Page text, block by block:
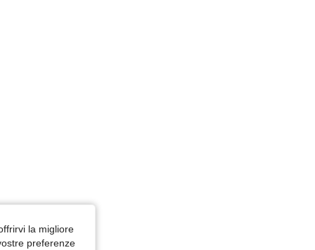
/ 41 in, Colore: Multicolore, Misure: XL
la migliore
preferenze